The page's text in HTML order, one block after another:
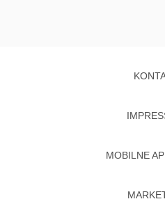
MOBILNE